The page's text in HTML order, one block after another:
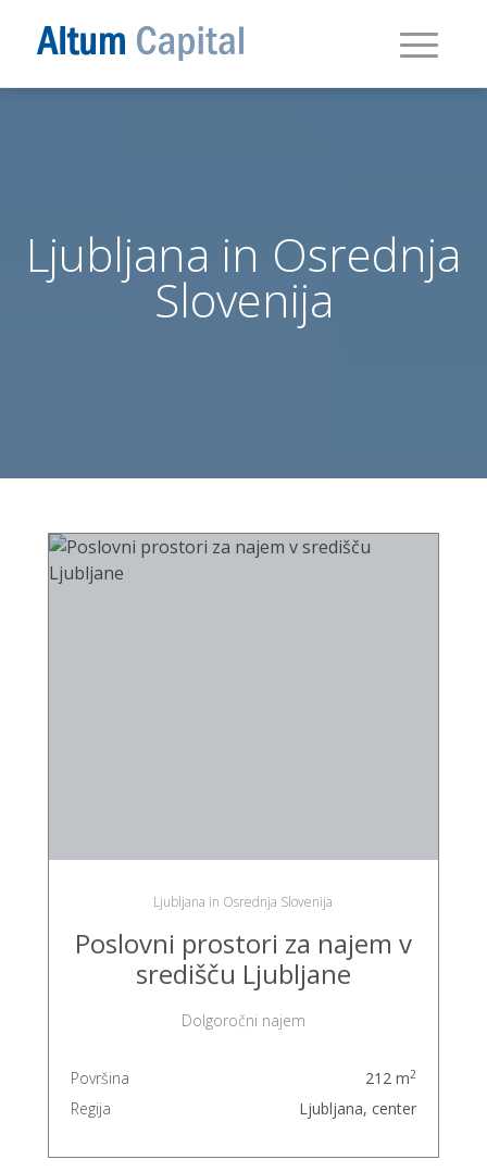
Ljubljana in Osrednja
Slovenija
Ljubljana in Osrednja Slovenija
Poslovni prostori za najem v
središču Ljubljane
Dolgoročni najem
Površina 212 m2
Regija Ljubljana, center